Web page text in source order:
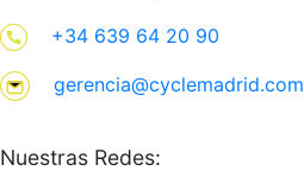
+34 639 64 20 90
gerencia@cyclemadrid.com
Nuestras Redes: